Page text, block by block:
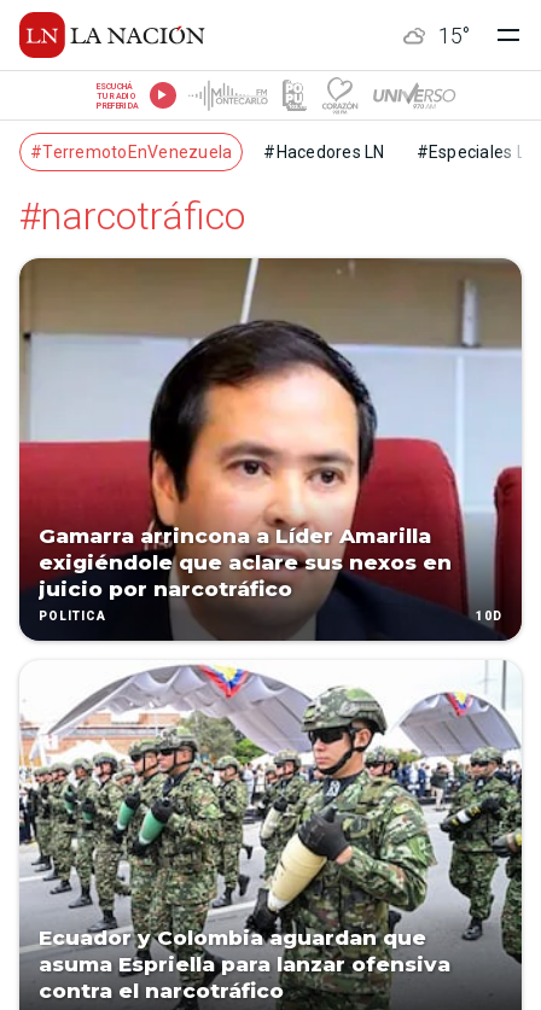
15°
ESCUCHÁ
TU RADIO
PREFERIDA
#TerremotoEnVenezuela #Hacedores LN #Especiales LN
#narcotráfico
Gamarra arrincona a Líder Amarilla
exigiéndole que aclare sus nexos en
juicio por narcotráfico
POLÍTICA 10D
Ecuador y Colombia aguardan que
asuma Espriella para lanzar ofensiva
contra el narcotráfico